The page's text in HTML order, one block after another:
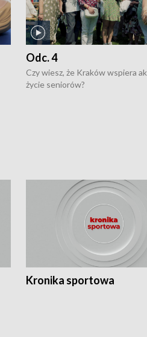
Odc. 4
Czy wiesz, że Kraków wspiera
życie seniorów?
Kronika sportowa